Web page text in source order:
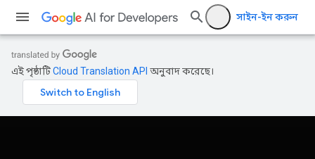
সাইন-ইন করুন
এই পৃষ্ঠাটিCloud Translation API অনুবাদ করেছে।